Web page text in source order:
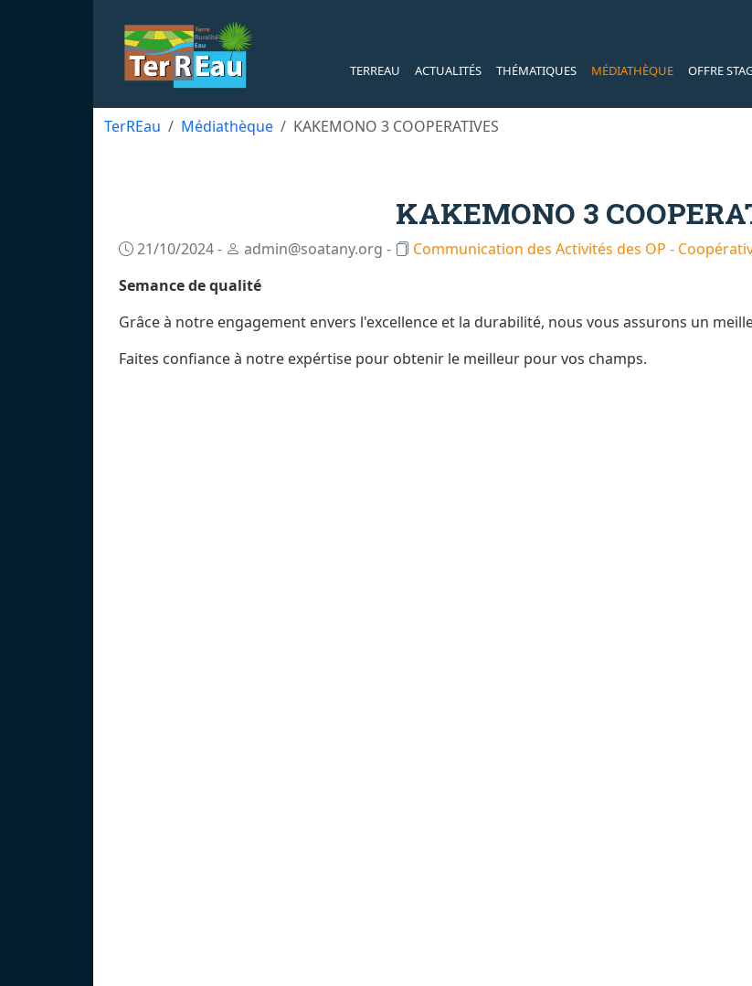
TERREAU ACTUALITÉS THÉMATIQUES MÉDIATHÈQUE OFFRE
TerREau Médiathèque KAKEMONO 3 COOPERATIVES
KAKEMONO 3
21/10/2024 - admin@soatany.org - Communication des Activités des OP -
Semance de qualité
Grâce à notre engagement envers l'excellence et la durabilité, nous vous assurons un
Faites confiance à notre expértise pour obtenir le meilleur pour vos champs.